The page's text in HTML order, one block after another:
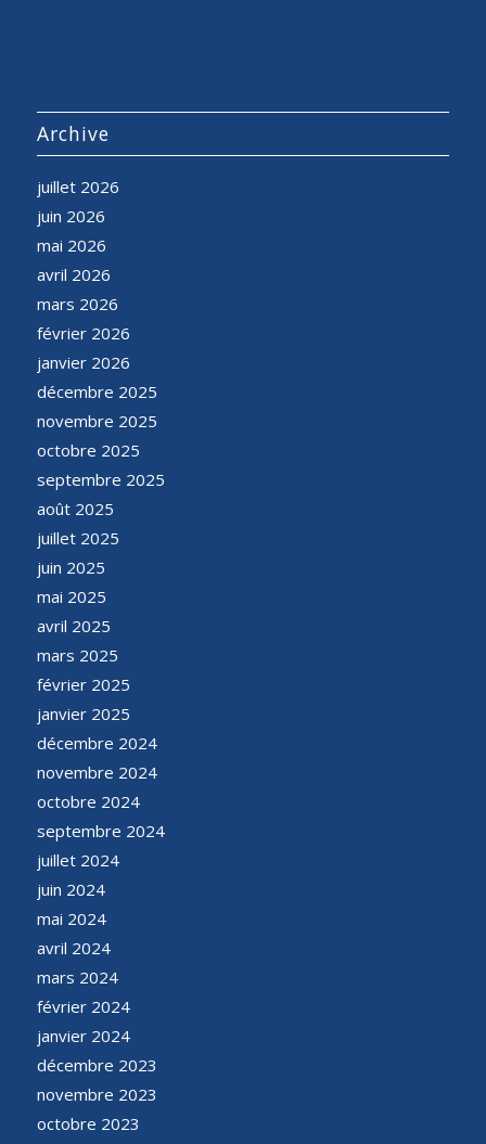
Archive
juillet 2026
juin 2026
mai 2026
avril 2026
mars 2026
février 2026
janvier 2026
décembre 2025
novembre 2025
octobre 2025
septembre 2025
août 2025
juillet 2025
juin 2025
mai 2025
avril 2025
mars 2025
février 2025
janvier 2025
décembre 2024
novembre 2024
octobre 2024
septembre 2024
juillet 2024
juin 2024
mai 2024
avril 2024
mars 2024
février 2024
janvier 2024
décembre 2023
novembre 2023
octobre 2023